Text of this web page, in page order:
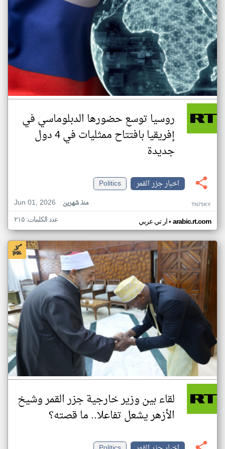
روسيا توسع حضورها الدبلوماسي في
إفريقيا بافتتاح ممثليات في 4 دول
جديدة
اخبار جزر القمر
Politics
Jun 01, 2026
منذ شهرين TN75KY
ار تي عربي• arabic.rt.com عدد الكلمات: ٢١٥
لقاء بين وزير خارجية جزر القمر وشيخ
الأزهر يشعل تفاعلا.. ما قصته؟